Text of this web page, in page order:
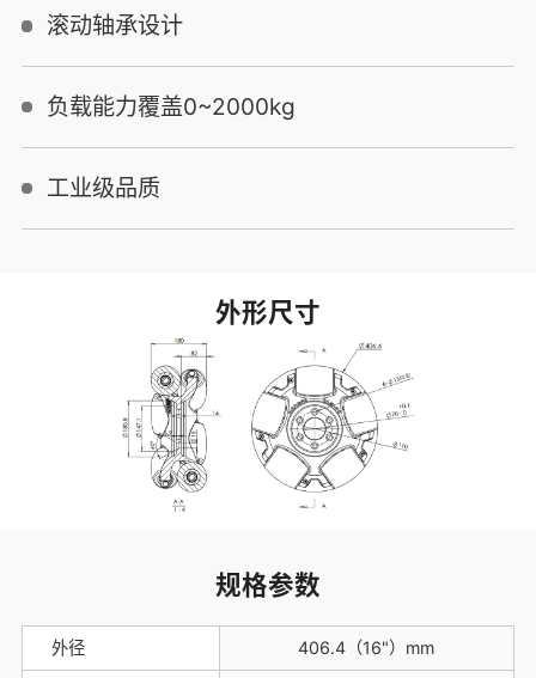
滚动轴承设计
负载能力覆盖0~2000kg
工业级品质
外形尺寸
规格参数
外径 406.4（16"）mm